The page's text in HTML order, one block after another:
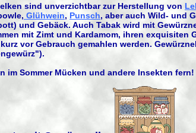
sind unverzichtbar zur Herstellung von
Glühwein, Punsch, aber auch Wild- und
und Gebäck. Auch Tabak wird mit
mit Zimt und Kardamom, ihren exquisiten
vor Gebrauch gemahlen werden.
Sommer Mücken und andere Insekten fern!